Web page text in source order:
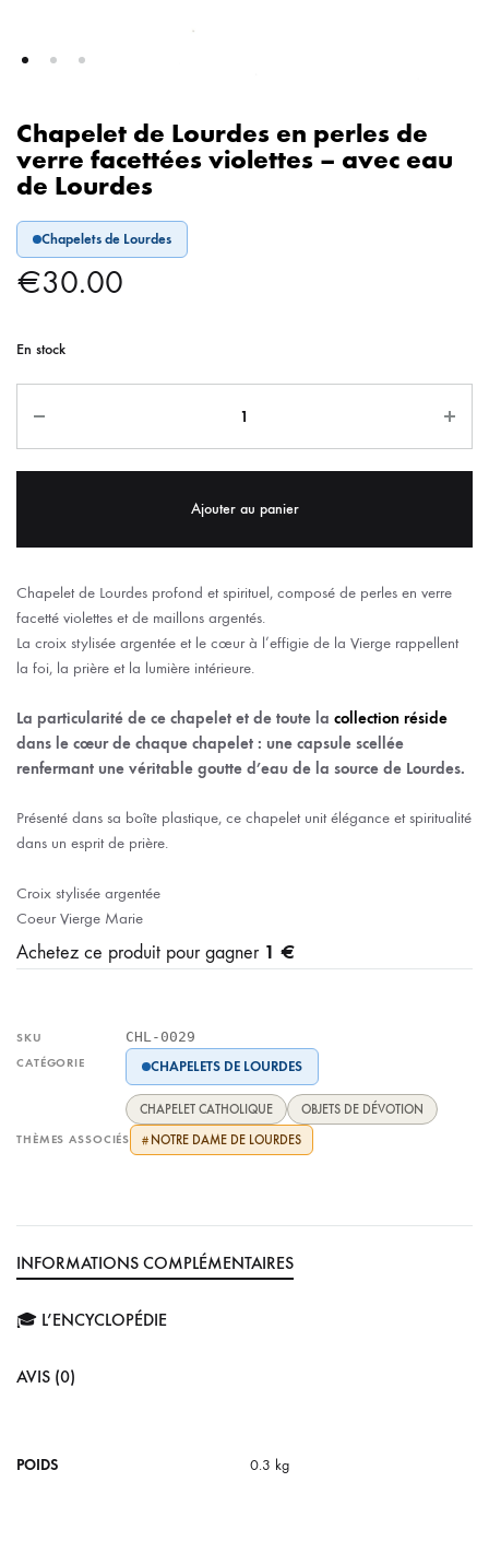
Chapelet de Lourdes en perles de
verre facettées violettes – avec eau
de Lourdes
Chapelets de Lourdes
€30.00
En stock
Ajouter au panier
Chapelet de Lourdes profond et spirituel, composé de perles en verre
facetté violettes et de maillons argentés.
La croix stylisée argentée et le cœur à l’effigie de la Vierge rappellent
la foi, la prière et la lumière intérieure.
La particularité de ce chapelet et de toute la collection réside
dans le cœur de chaque chapelet : une capsule scellée
renfermant une véritable goutte d’eau de la source de Lourdes.
Présenté dans sa boîte plastique, ce chapelet unit élégance et spiritualité
dans un esprit de prière.
Croix stylisée argentée
Coeur Vierge Marie
Achetez ce produit pour gagner 1 €
SKU CHL-0029
CATÉGORIE CHAPELETS DE LOURDES
CHAPELET CATHOLIQUE OBJETS DE DÉVOTION
THÈMES ASSOCIÉS # NOTRE DAME DE LOURDES
INFORMATIONS COMPLÉMENTAIRES
🎓 L’ENCYCLOPÉDIE
AVIS (0)
POIDS 0.3 kg